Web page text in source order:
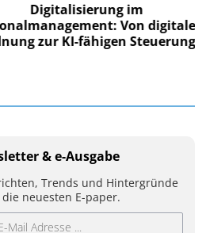
Digitalisierung im
Von digitaler
zur KI-fähigen Steuerung
& e-Ausgabe
Trends und Hintergründe
neuesten E-paper.